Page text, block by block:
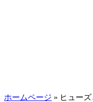
ホームページ » ヒューズ